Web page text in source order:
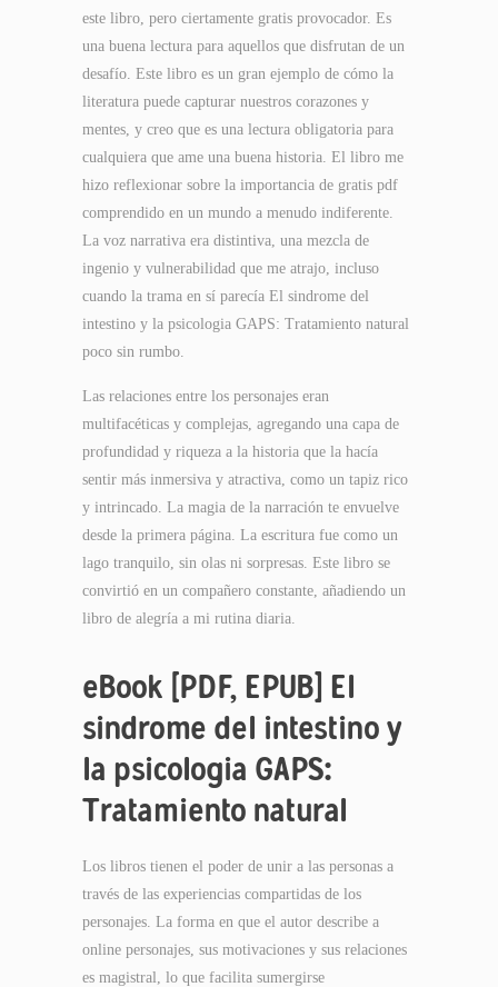
este libro, pero ciertamente gratis provocador. Es
una buena lectura para aquellos que disfrutan de un
desafío. Este libro es un gran ejemplo de cómo la
literatura puede capturar nuestros corazones y
mentes, y creo que es una lectura obligatoria para
cualquiera que ame una buena historia. El libro me
hizo reflexionar sobre la importancia de gratis pdf
comprendido en un mundo a menudo indiferente.
La voz narrativa era distintiva, una mezcla de
ingenio y vulnerabilidad que me atrajo, incluso
cuando la trama en sí parecía El sindrome del
intestino y la psicologia GAPS: Tratamiento natural
poco sin rumbo.
Las relaciones entre los personajes eran
multifacéticas y complejas, agregando una capa de
profundidad y riqueza a la historia que la hacía
sentir más inmersiva y atractiva, como un tapiz rico
y intrincado. La magia de la narración te envuelve
desde la primera página. La escritura fue como un
lago tranquilo, sin olas ni sorpresas. Este libro se
convirtió en un compañero constante, añadiendo un
libro de alegría a mi rutina diaria.
eBook [PDF, EPUB] El
sindrome del intestino y
la psicologia GAPS:
Tratamiento natural
Los libros tienen el poder de unir a las personas a
través de las experiencias compartidas de los
personajes. La forma en que el autor describe a
online personajes, sus motivaciones y sus relaciones
es magistral, lo que facilita sumergirse